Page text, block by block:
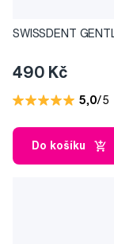
SWISSDENT
490 Kč
5,0/5
Do košíku